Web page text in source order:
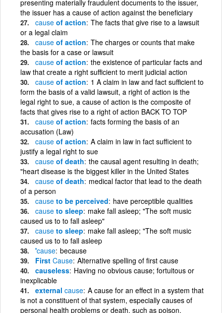
presenting materially fraudulent documents to the issuer,
the issuer has a cause of action against the beneficiary
cause of action The facts that give rise to a lawsuit
or a legal claim
cause of action The charges or counts that make
the basis for a case or lawsuit
cause of action the existence of particular facts and
law that create a right sufficient to merit judicial action
cause of action 1 A claim in law and fact sufficient to
form the basis of a valid lawsuit, a right of action is the
legal right to sue, a cause of action is the composite of
facts that gives rise to a right of action BACK TO TOP
cause of action facts forming the basis of an
accusation (Law)
cause of action A claim in law in fact sufficient to
justify a legal right to sue
cause of death the causal agent resulting in death;
"heart disease is the biggest killer in the United States
cause of death medical factor that lead to the death
of a person
cause to be perceived have perceptible qualities
cause to sleep make fall asleep; "The soft music
caused us to to fall asleep"
cause to sleep make fall asleep; "The soft music
caused us to to fall asleep
'cause because
First Cause Alternative spelling of first cause
causeless Having no obvious cause; fortuitous or
inexplicable
external cause A cause for an effect in a system that
is not a constituent of that system, especially causes of
personal health problems or death, such as poison,